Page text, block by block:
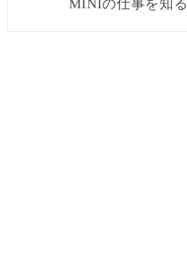
MINIの仕事を知る